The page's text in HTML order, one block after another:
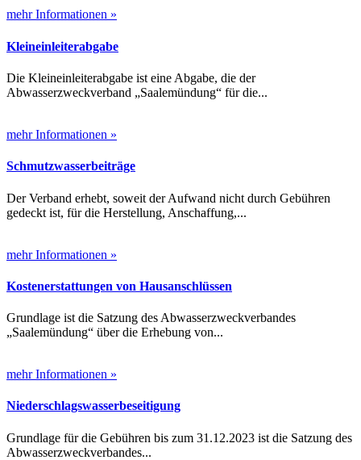
mehr Informationen »
Kleineinleiterabgabe
Die Kleineinleiterabgabe ist eine Abgabe, die der
Abwasserzweckverband „Saalemündung“ für die...
mehr Informationen »
Schmutzwasserbeiträge
Der Verband erhebt, soweit der Aufwand nicht durch Gebühren
gedeckt ist, für die Herstellung, Anschaffung,...
mehr Informationen »
Kostenerstattungen von Hausanschlüssen
Grundlage ist die Satzung des Abwasserzweckverbandes
„Saalemündung“ über die Erhebung von...
mehr Informationen »
Niederschlagswasserbeseitigung
Grundlage für die Gebühren bis zum 31.12.2023 ist die Satzung des
Abwasserzweckverbandes...